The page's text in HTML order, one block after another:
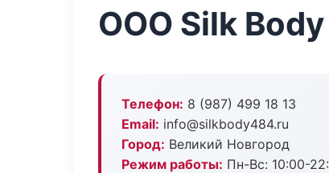
ООО Silk Body
Телефон: 8 (987) 499 18 13
Email: info@silkbody484.ru
Город: Великий Новгород
Режим работы: Пн-Вс: 10:00-